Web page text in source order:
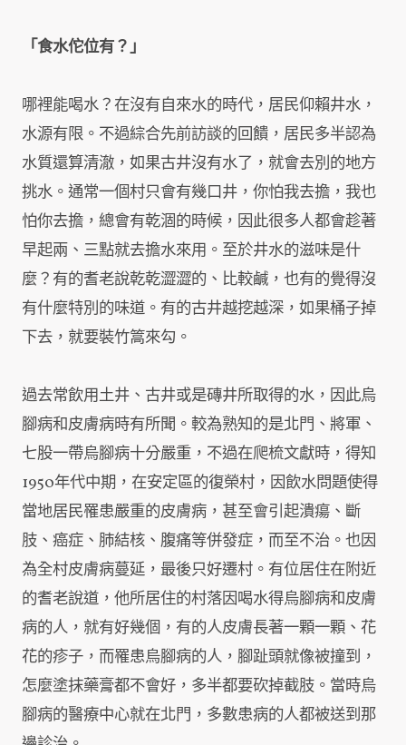
「食水佗位有？」
哪裡能喝水？在沒有自來水的時代，居民仰賴井水，
水源有限。不過綜合先前訪談的回饋，居民多半認為
水質還算清澈，如果古井沒有水了，就會去別的地方
挑水。通常一個村只會有幾口井，你怕我去擔，我也
怕你去擔，總會有乾涸的時候，因此很多人都會趁著
早起兩、三點就去擔水來用。至於井水的滋味是什
麼？有的耆老說乾乾澀澀的、比較鹹，也有的覺得沒
有什麼特別的味道。有的古井越挖越深，如果桶子掉
下去，就要裝竹篙來勾。
過去常飲用土井、古井或是磚井所取得的水，因此烏
腳病和皮膚病時有所聞。較為熟知的是北門、將軍、
七股一帶烏腳病十分嚴重，不過在爬梳文獻時，得知
1950年代中期，在安定區的復榮村，因飲水問題使得
當地居民罹患嚴重的皮膚病，甚至會引起潰瘍、斷
肢、癌症、肺結核、腹痛等併發症，而至不治。也因
為全村皮膚病蔓延，最後只好遷村。有位居住在附近
的耆老說道，他所居住的村落因喝水得烏腳病和皮膚
病的人，就有好幾個，有的人皮膚長著一顆一顆、花
花的疹子，而罹患烏腳病的人，腳趾頭就像被撞到，
怎麼塗抹藥膏都不會好，多半都要砍掉截肢。當時烏
腳病的醫療中心就在北門，多數患病的人都被送到那